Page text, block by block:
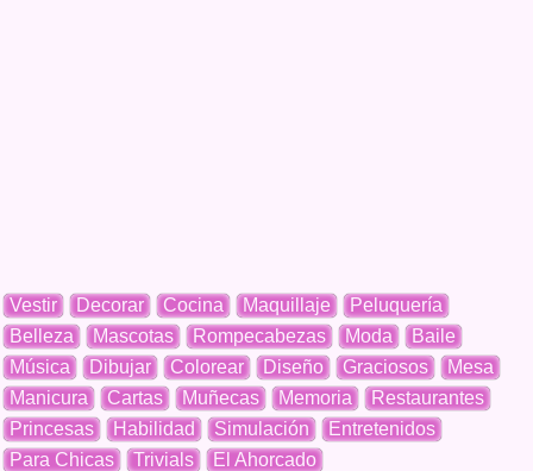
Vestir Decorar Cocina Maquillaje
Peluquería
Belleza
Mascotas Rompecabezas Moda
Baile
Música
Dibujar Colorear Diseño Graciosos
Mesa
Manicura
Cartas Muñecas Memoria
Restaurantes
Princesas
Habilidad Simulación
Entretenidos
Para Chicas
Trivials El Ahorcado